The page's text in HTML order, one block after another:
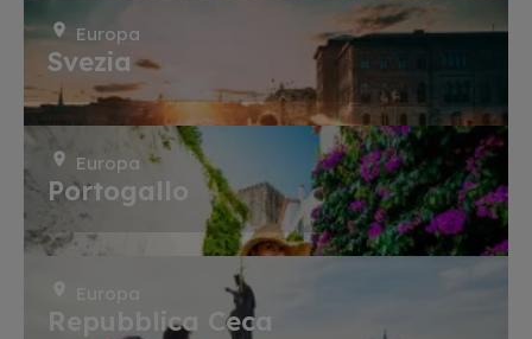
Europa
Svezia
Europa
Portogallo
Repubblica Ceca